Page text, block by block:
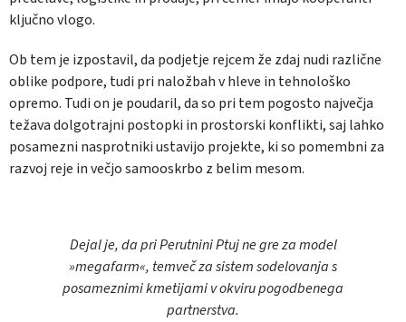
ključno vlogo.
Ob tem je izpostavil, da podjetje rejcem že zdaj nudi različne
oblike podpore, tudi pri naložbah v hleve in tehnološko
opremo. Tudi on je poudaril, da so pri tem pogosto največja
težava dolgotrajni postopki in prostorski konflikti, saj lahko
posamezni nasprotniki ustavijo projekte, ki so pomembni za
razvoj reje in večjo samooskrbo z belim mesom.
Dejal je, da pri Perutnini Ptuj ne gre za model
»megafarm«, temveč za sistem sodelovanja s
posameznimi kmetijami v okviru pogodbenega
partnerstva.